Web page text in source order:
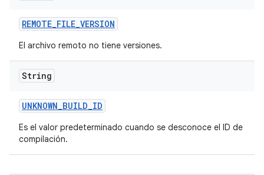
REMOTE_FILE_VERSION
El archivo remoto no tiene versiones.
String
UNKNOWN_BUILD_ID
Es el valor predeterminado cuando se desconoce el ID de
compilación.